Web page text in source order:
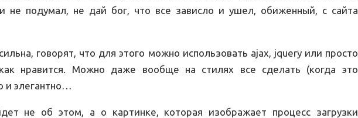
не подумал, не дай бог, что все зависло и ушел, обиженный, с сайта
говорят, что для этого можно использовать ajax, jquery или просто
нравится. Можно даже вообще на стилях все сделать (когда это
и элегантно…
не об этом, а о картинке, которая изображает процесс загрузки